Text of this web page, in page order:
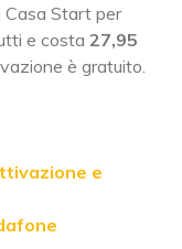
Casa Start per
e costa 27,95
è gratuito.
e